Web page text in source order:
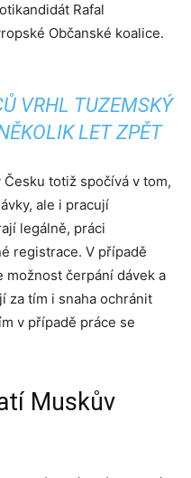
Rafal
Občanské koalice.
VRHL TUZEMSKÝ
LET ZPĚT
totiž spočívá v tom,
ale i pracují
legálně, práci
registrace. V případě
možnost čerpání dávek a
za tím i snaha ochránit
v případě práce se
Muskův